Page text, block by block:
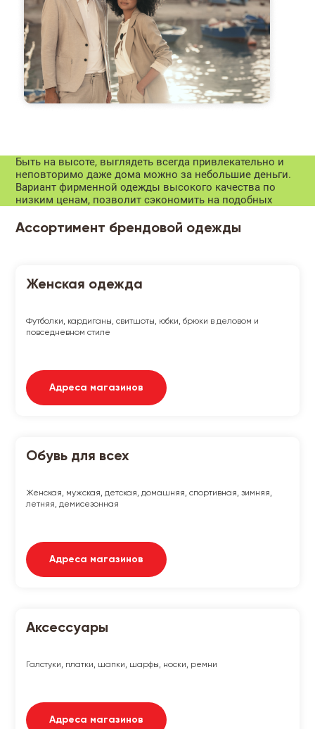
Быть на высоте, выглядеть всегда привлекательно и
неповторимо даже дома можно за небольшие деньги.
Вариант фирменной одежды высокого качества по
низким ценам, позволит сэкономить на подобных
Ассортимент брендовой одежды
Женская одежда
Футболки, кардиганы, свитшоты, юбки, брюки в деловом и
повседневном стиле
Адреса магазинов
Обувь для всех
Женская, мужская, детская, домашняя, спортивная, зимняя,
летняя, демисезонная
Адреса магазинов
Аксессуары
Галстуки, платки, шапки, шарфы, носки, ремни
Адреса магазинов